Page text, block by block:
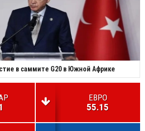
в саммите G20 в Южной Африке
ЕВРО
55.15